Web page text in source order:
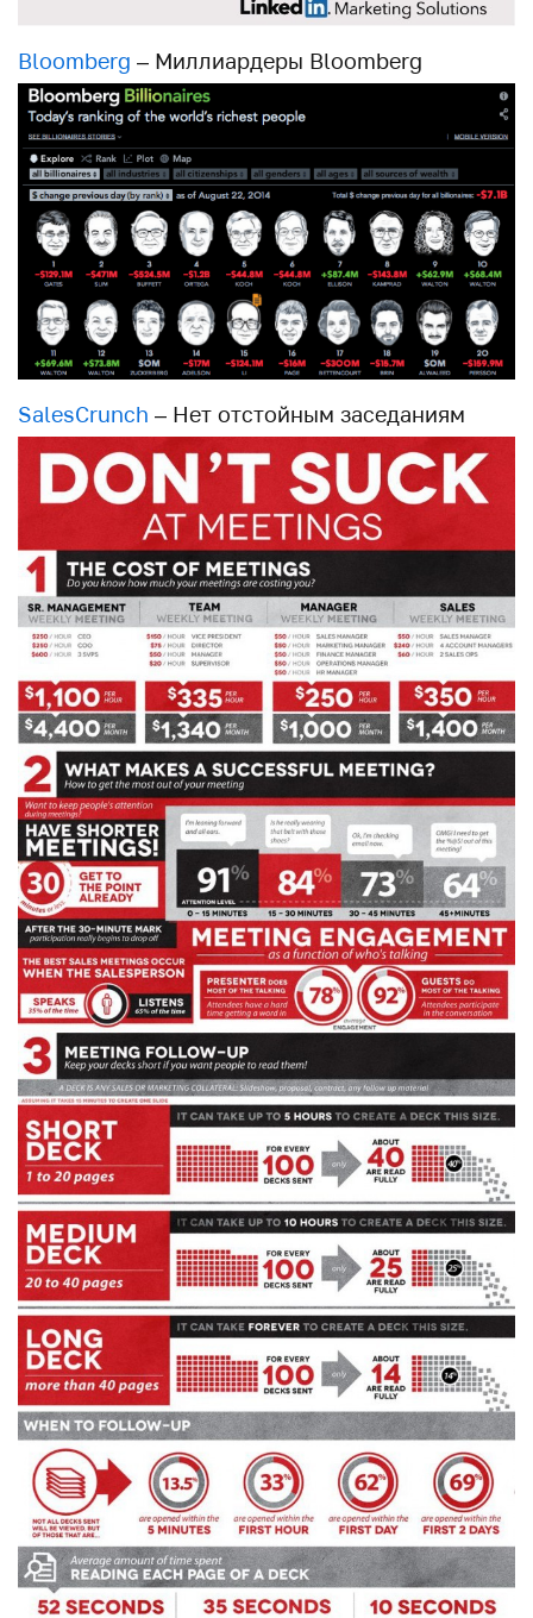
Bloomberg – Миллиардеры Bloomberg
SalesCrunch – Нет отстойным заседаниям